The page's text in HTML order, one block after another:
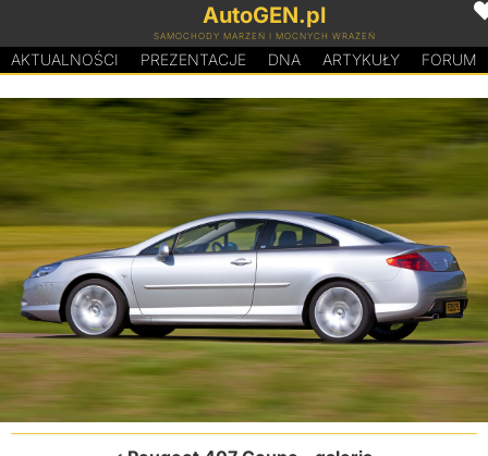
AutoGEN.pl
SAMOCHODY MARZEŃ I MOCNYCH WRAŻEŃ
AKTUALNOŚCI PREZENTACJE DNA ARTYKUŁY FORUM